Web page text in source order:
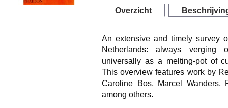
Overzicht
An extensive and timely survey
Netherlands: always verging
universally as a melting-pot of
This overview features work by
Caroline Bos, Marcel Wanders,
among others.